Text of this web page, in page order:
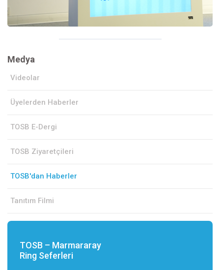
Medya
Videolar
Üyelerden Haberler
TOSB E-Dergi
TOSB Ziyaretçileri
TOSB'dan Haberler
Tanıtım Filmi
TOSB – Marmararay
Ring Seferleri